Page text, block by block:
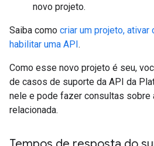
novo projeto.
Saiba como criar um projeto,
habilitar uma API.
Como esse novo projeto é seu,
de casos de suporte da API da
nele e pode fazer consultas sobre
relacionada.